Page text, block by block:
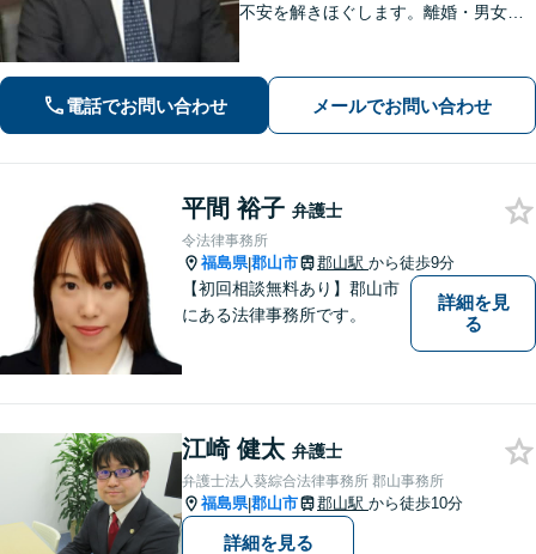
不安を解きほぐします。離婚・男女問
え込まずお気軽にご相談ください。
【分割払い可能】
電話でお問い合わせ メールでお問い合わせ
平間 裕子 弁護士
令法律事務所
福島県|郡山市 郡山駅 から徒歩9分
【初回相談無料あり】郡山市
にある法律事務所です。
詳細を見
る
江崎 健太 弁護士
弁護士法人葵綜合法律事務所 郡山事務所
福島県|郡山市 郡山駅 から徒歩10分
詳細を見る